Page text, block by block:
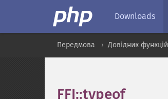
Downloads
Передмова Довідник функцій
FFI::typeof